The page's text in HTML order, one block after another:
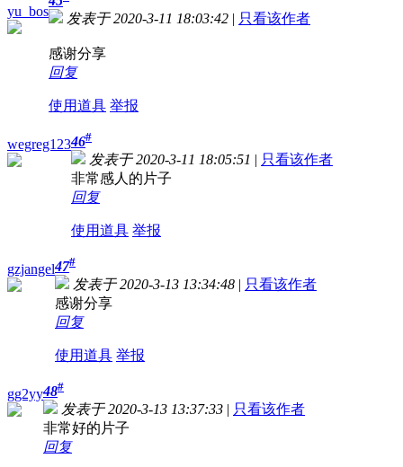
yu_bos 发表于 2020-3-11 18:03:42 | 只看该作者
感谢分享
回复
使用道具 举报
wegreg12346#
发表于 2020-3-11 18:05:51 | 只看该作者
非常感人的片子
回复
使用道具 举报
gzjangel47#
发表于 2020-3-13 13:34:48 | 只看该作者
感谢分享
回复
使用道具 举报
gg2yy48#
发表于 2020-3-13 13:37:33 | 只看该作者
非常好的片子
回复